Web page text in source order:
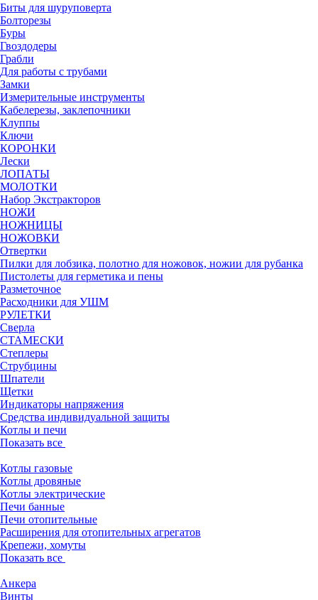
Биты для шуруповерта
Болторезы
Буры
Гвоздодеры
Грабли
Для работы с трубами
Замки
Измерительные инструменты
Кабелерезы, заклепочники
Клуппы
Ключи
КОРОНКИ
Лески
ЛОПАТЫ
МОЛОТКИ
Набор Экстракторов
НОЖИ
НОЖНИЦЫ
НОЖОВКИ
Отвертки
Пилки для лобзика, полотно для ножовок, ножии для рубанка
Пистолеты для герметика и пены
Разметочное
Расходники для УШМ
РУЛЕТКИ
Сверла
СТАМЕСКИ
Степлеры
Струбцины
Шпатели
Щетки
Индикаторы напряжения
Средства индивидуальной защиты
Котлы и печи
Показать все
Котлы газовые
Котлы дровяные
Котлы электрические
Печи банные
Печи отопительные
Расширения для отопительных агрегатов
Крепежи, хомуты
Показать все
Анкера
Винты